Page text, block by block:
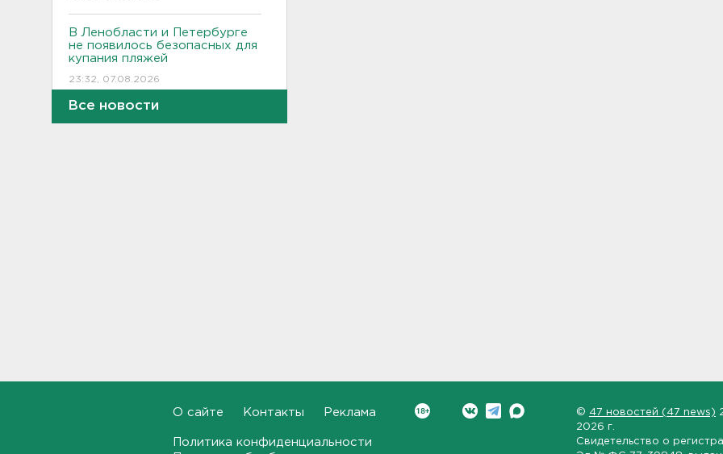
В Ленобласти и Петербурге
не появилось безопасных для
купания пляжей
23:32, 07.08.2026
включить в список жизненно
Все новости
О сайте Контакты Реклама
Политика конфиденциальности
© 47 новостей (47 news)
2026 г.
Свидетельство о